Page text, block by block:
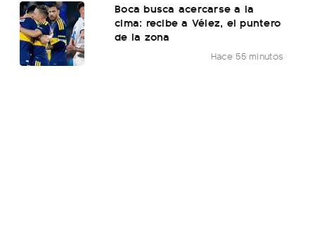
Boca busca acercarse a la
cima: recibe a Vélez, el puntero
de la zona
Hace 55 minutos